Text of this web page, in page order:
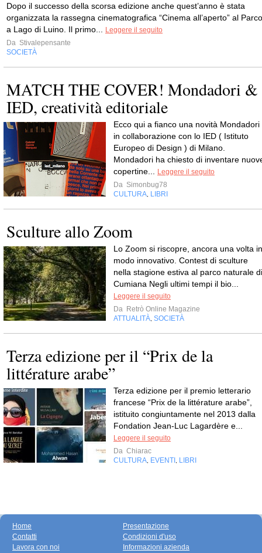
Dopo il successo della scorsa edizione anche quest’anno è stata
organizzata la rassegna cinematografica “Cinema all’aperto” al Parco
a Lago di Luino. Il primo...
Leggere il seguito
Da Stivalepensante
SOCIETÀ
MATCH THE COVER! Mondadori &
IED, creatività editoriale
Ecco qui a fianco una novità Mondadori
in collaborazione con lo IED ( Istituto
Europeo di Design ) di Milano.
Mondadori ha chiesto di inventare
copertine...
Leggere il seguito
Da Simonbug78
CULTURA LIBRI
Sculture allo Zoom
Lo Zoom si riscopre, ancora una volta in
modo innovativo. Contest di sculture
nella stagione estiva al parco naturale di
Cumiana Negli ultimi tempi il bio...
Leggere il seguito
Da Retrò Online Magazine
ATTUALITÀ SOCIETÀ
Terza edizione per il “Prix de la
littérature arabe”
Terza edizione per il premio letterario
francese “Prix de la littérature arabe”,
istituito congiuntamente nel 2013 dalla
Fondation Jean-Luc Lagardère e...
Leggere il seguito
Da Chiarac
CULTURA EVENTI LIBRI
Home
Contatti
Lavora con noi
Presentazione
Condizioni d'uso
Informazioni azienda